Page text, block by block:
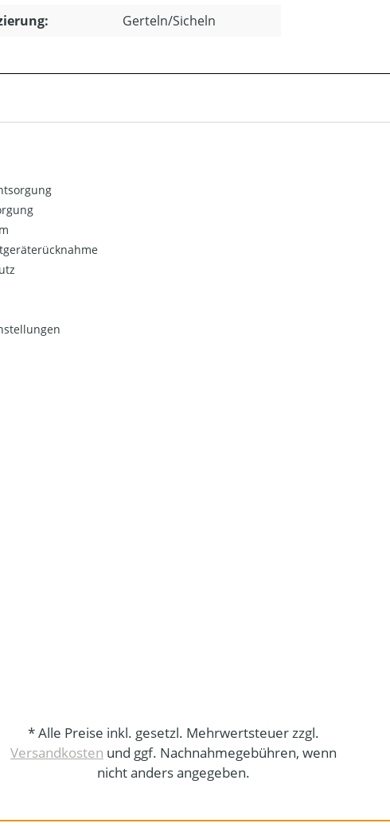
Gerteln/Sicheln
* Alle Preise inkl. gesetzl. Mehrwertsteuer zzgl.
Versandkosten und ggf. Nachnahmegebühren, wenn
nicht anders angegeben.